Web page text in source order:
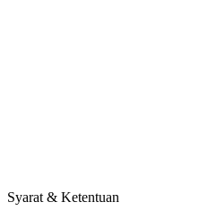
Syarat & Ketentuan